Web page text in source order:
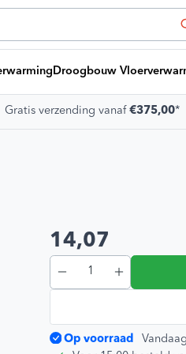
Blije
Droogbouw
Gratis verzending vanaf€375,00*
14,07
Op voorraad